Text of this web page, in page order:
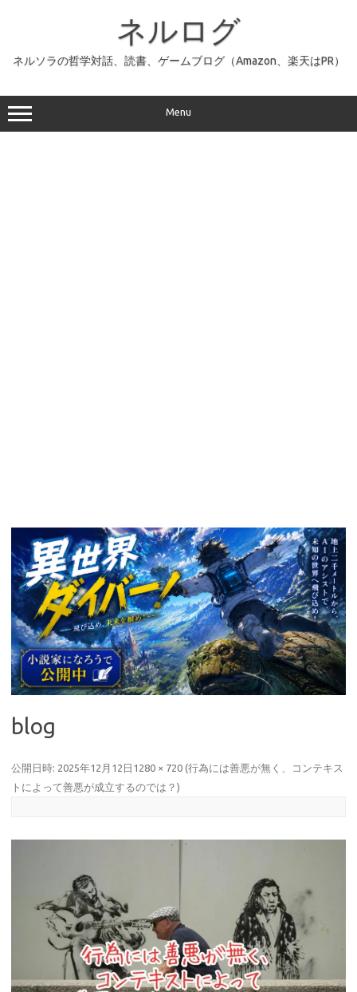
ッ
プ
ネルログ
ネルソラの哲学対話、読書、ゲームブログ（Amazon、楽天はPR）
Menu
blog
公開日時: 2025年12月12日 1280 × 720 (行為には善悪が無く、コンテキス
トによって善悪が成立するのでは？ )